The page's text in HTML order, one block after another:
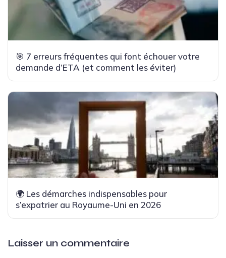
🎯 7 erreurs fréquentes qui font échouer votre
demande d’ETA (et comment les éviter)
🌍 Les démarches indispensables pour
s’expatrier au Royaume-Uni en 2026
Laisser un commentaire